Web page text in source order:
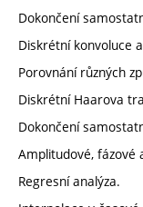
Dokončení
Diskrétní konvoluce
Porovnání různých
Diskrétní Haarova
Dokončení
Amplitudové, fázové
Regresní analýza.